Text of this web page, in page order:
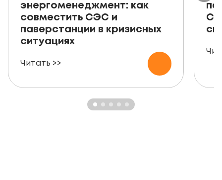
энергоменеджмент: как
совместить СЭС и
паверстанции в кризисных
ситуациях
Читать >>